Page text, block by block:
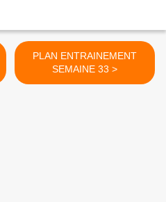
PLAN ENTRAINEMENT
SEMAINE 33 >